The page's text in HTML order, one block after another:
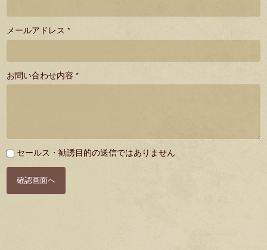
メールアドレス *
お問い合わせ内容 *
必 セールス・勧誘目的の送信ではありません
確認画面へ